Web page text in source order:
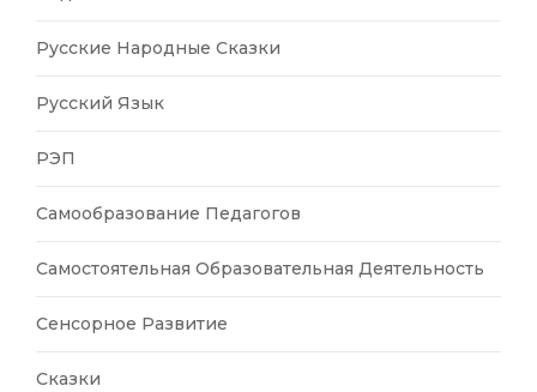
Русские Народные Сказки
Русский Язык
РЭП
Самообразование Педагогов
Самостоятельная Образовательная Деятельность
Сенсорное Развитие
Сказки